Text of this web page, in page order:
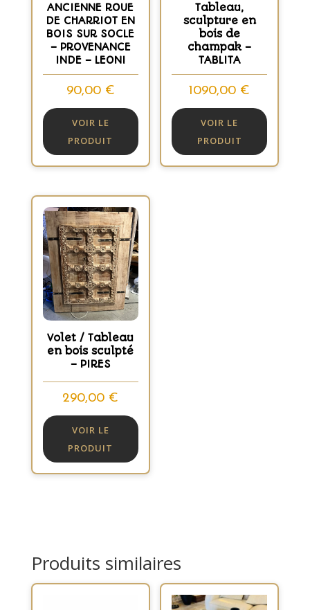
ANCIENNE ROUE
DE CHARRIOT EN
BOIS SUR SOCLE
– PROVENANCE
INDE – LEONI
90,00 €
VOIR LE
PRODUIT
Tableau,
sculpture en
bois de
champak –
TABLITA
1090,00 €
VOIR LE
PRODUIT
Volet / Tableau
en bois sculpté
– PIRES
290,00 €
VOIR LE
PRODUIT
Produits similaires